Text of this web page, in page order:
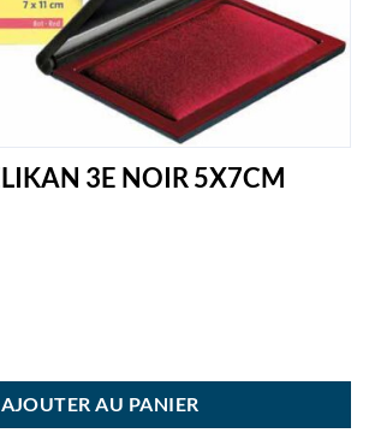
3E NOIR 5X7CM
AJOUTER AU PANIER